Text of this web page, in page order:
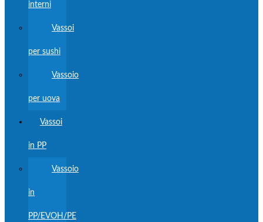
interni
Vassoi
per sushi
Vassoio
per uova
Vassoi
in PP
Vassoio
in
PP/EVOH/PE